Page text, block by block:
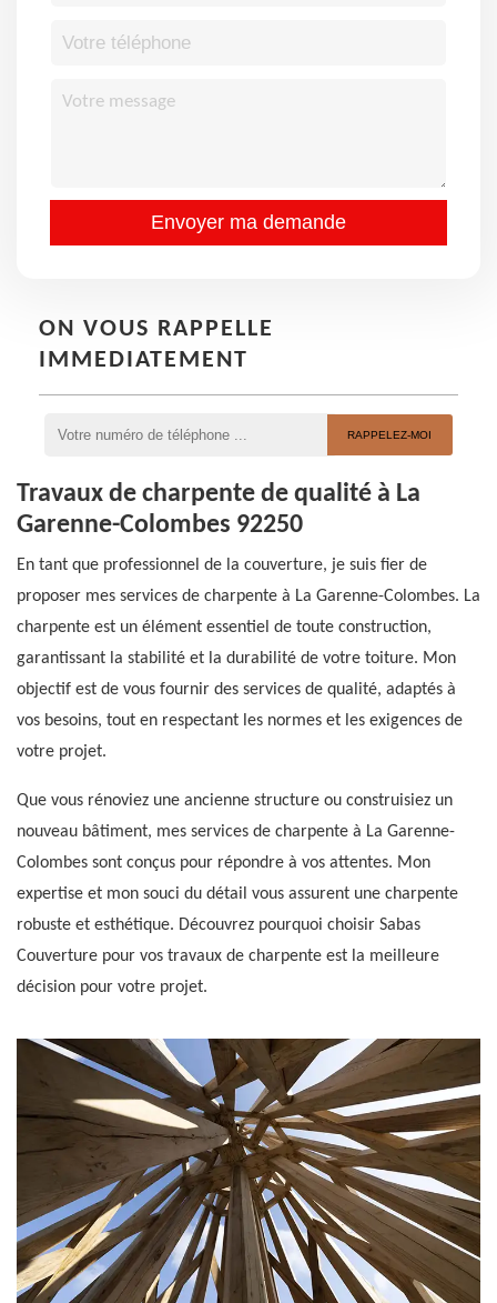
ON VOUS RAPPELLE
IMMEDIATEMENT
Travaux de charpente de qualité à La
Garenne-Colombes 92250
En tant que professionnel de la couverture, je suis fier de
proposer mes services de charpente à La Garenne-Colombes. La
charpente est un élément essentiel de toute construction,
garantissant la stabilité et la durabilité de votre toiture. Mon
objectif est de vous fournir des services de qualité, adaptés à
vos besoins, tout en respectant les normes et les exigences de
votre projet.
Que vous rénoviez une ancienne structure ou construisiez un
nouveau bâtiment, mes services de charpente à La Garenne-
Colombes sont conçus pour répondre à vos attentes. Mon
expertise et mon souci du détail vous assurent une charpente
robuste et esthétique. Découvrez pourquoi choisir Sabas
Couverture pour vos travaux de charpente est la meilleure
décision pour votre projet.